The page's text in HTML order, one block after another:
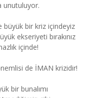
unutuluyor.
bir kriz içindeyiz
ekseriyeti bırakınız
içinde!
de İMAN krizidir!
bir bunalımı